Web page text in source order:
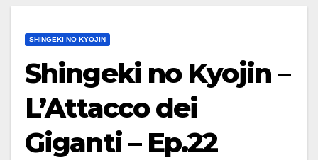
SHINGEKI NO KYOJIN
Shingeki no Kyojin –
L’Attacco dei
Giganti – Ep.22